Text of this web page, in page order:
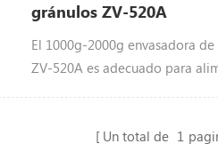
gránulos ZV-520A
El 1000g-2000g envasadora
ZV-520A es adecuado para
galletas de arroz, camarones
Un total de 1